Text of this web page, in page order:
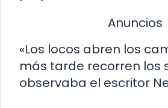
Anuncios
«Los locos abren los
más tarde recorren los
observaba el escritor